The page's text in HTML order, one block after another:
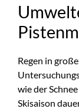
Regen in
wie der
Skisaison